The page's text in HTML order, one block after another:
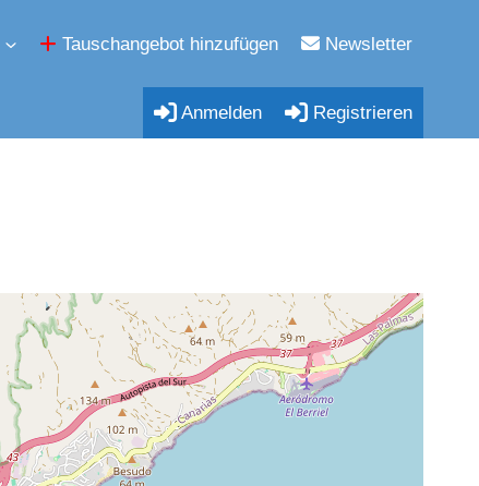
Tauschangebot hinzufügen Newsletter
Anmelden Registrieren